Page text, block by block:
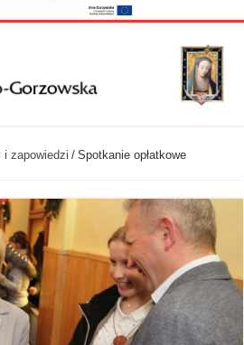
i zapowiedzi / Spotkanie opłatkowe